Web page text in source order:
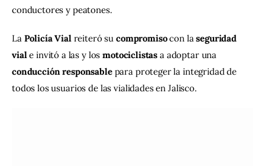
conductores y peatones.
La Policía Vial reiteró su compromiso con la seguridad
vial e invitó a las y los motociclistas a adoptar una
conducción responsable para proteger la integridad de
todos los usuarios de las vialidades en Jalisco.